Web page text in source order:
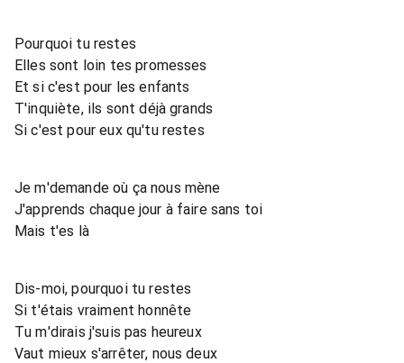
Pourquoi tu restes
Elles sont loin tes promesses
Et si c'est pour les enfants
T'inquiète, ils sont déjà grands
Si c'est pour eux qu'tu restes
Je m'demande où ça nous mène
J'apprends chaque jour à faire sans toi
Mais t'es là
Dis-moi, pourquoi tu restes
Si t'étais vraiment honnête
Tu m'dirais j'suis pas heureux
Vaut mieux s'arrêter, nous deux